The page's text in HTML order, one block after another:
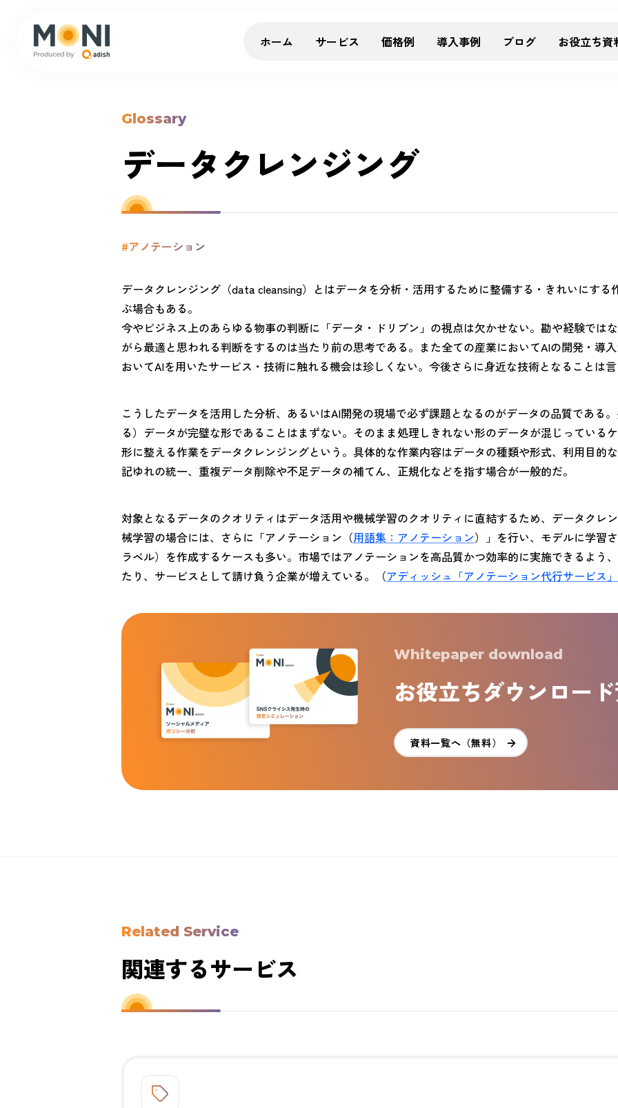
ホーム サービス 価格例 導入事例 ブログ お役立ち資
Glossary
データクレンジング
#アノテーション
データクレンジング（data cleansing）とはデータを分析・活用するために整備する・きれいにす
ぶ場合もある。
今やビジネス上のあらゆる物事の判断に「データ・ドリブン」の視点は欠かせない。勘や経験では
がら最適と思われる判断をするのは当たり前の思考である。また全ての産業においてAIの開発・導
おいてAIを用いたサービス・技術に触れる機会は珍しくない。今後さらに身近な技術となることは
こうしたデータを活用した分析、あるいはAI開発の現場で必ず課題となるのがデータの品質である
る）データが完璧な形であることはまずない。そのまま処理しきれない形のデータが混じっている
形に整える作業をデータクレンジングという。具体的な作業内容はデータの種類や形式、利用目的
記ゆれの統一、重複データ削除や不足データの補てん、正規化などを指す場合が一般的だ。
対象となるデータのクオリティはデータ活用や機械学習のクオリティに直結するため、データクレ
械学習の場合には、さらに「アノテーション（用語集：アノテーション）」を行い、モデルに学習
ラベル）を作成するケースも多い。市場ではアノテーションを高品質かつ効率的に実施できるよう
たり、サービスとして請け負う企業が増えている。（アディッシュ「アノテーション代行サービス」
Whitepaper download
お役立ちダウンロー
資料一覧へ（無料）
Related Service
関連するサービス